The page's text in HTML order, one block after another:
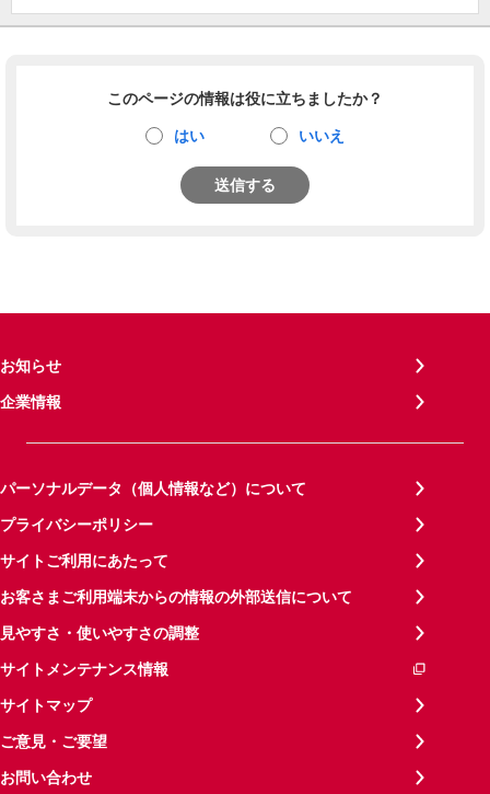
このページの情報は役に立ちましたか？
はい いいえ
送信する
お知らせ
企業情報
パーソナルデータ（個人情報など）について
プライバシーポリシー
サイトご利用にあたって
お客さまご利用端末からの情報の外部送信について
見やすさ・使いやすさの調整
サイトメンテナンス情報
サイトマップ
ご意見・ご要望
お問い合わせ